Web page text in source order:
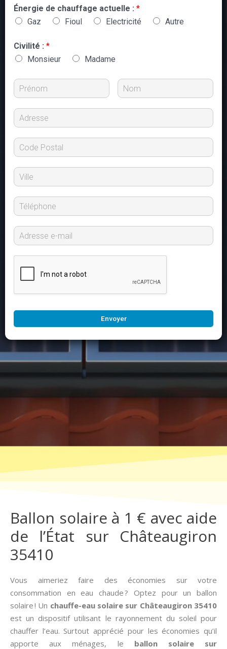
Énergie de chauffage actuelle : *
Gaz
Fioul Electricité Autre
Civilité : *
Monsieur
Madame
Envoyer
Ballon solaire à 1 € avec aide
de l’État sur Châteaugiron
35410
Vous aimeriez faire des économies sur votre
consommation en eau chaude ? Optez pour un ballon
solaire ! Un chauffe-eau solaire sur Châteaugiron 35410
est un dispositif utilisant le rayonnement du soleil pour
chauffer l’eau. Surtout apprécié pour les économies qu’il
apporte aux ménages, le ballon solaire sur